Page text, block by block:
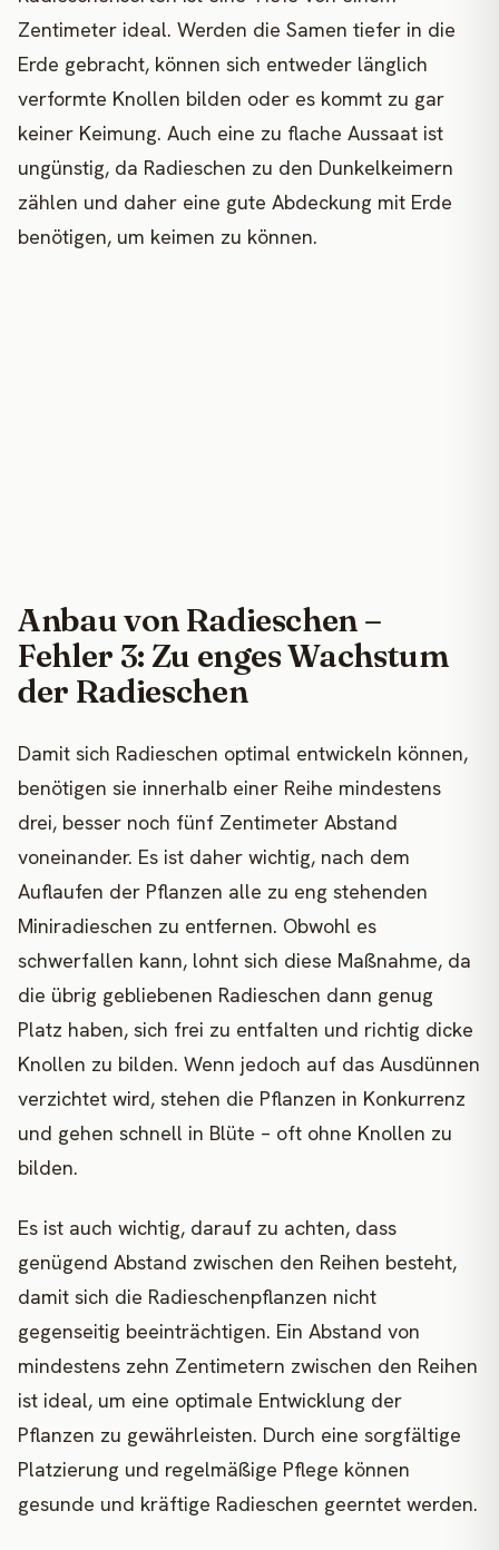
Zentimeter ideal. Werden die Samen tiefer in die
Erde gebracht, können sich entweder länglich
verformte Knollen bilden oder es kommt zu gar
keiner Keimung. Auch eine zu flache Aussaat ist
ungünstig, da Radieschen zu den Dunkelkeimern
zählen und daher eine gute Abdeckung mit Erde
benötigen, um keimen zu können.
Anbau von Radieschen –
Fehler 3: Zu enges Wachstum
der Radieschen
Damit sich Radieschen optimal entwickeln können,
benötigen sie innerhalb einer Reihe mindestens
drei, besser noch fünf Zentimeter Abstand
voneinander. Es ist daher wichtig, nach dem
Auflaufen der Pflanzen alle zu eng stehenden
Miniradieschen zu entfernen. Obwohl es
schwerfallen kann, lohnt sich diese Maßnahme, da
die übrig gebliebenen Radieschen dann genug
Platz haben, sich frei zu entfalten und richtig dicke
Knollen zu bilden. Wenn jedoch auf das Ausdünnen
verzichtet wird, stehen die Pflanzen in Konkurrenz
und gehen schnell in Blüte – oft ohne Knollen zu
bilden.
Es ist auch wichtig, darauf zu achten, dass
genügend Abstand zwischen den Reihen besteht,
damit sich die Radieschenpflanzen nicht
gegenseitig beeinträchtigen. Ein Abstand von
mindestens zehn Zentimetern zwischen den Reihen
ist ideal, um eine optimale Entwicklung der
Pflanzen zu gewährleisten. Durch eine sorgfältige
Platzierung und regelmäßige Pflege können
gesunde und kräftige Radieschen geerntet werden.